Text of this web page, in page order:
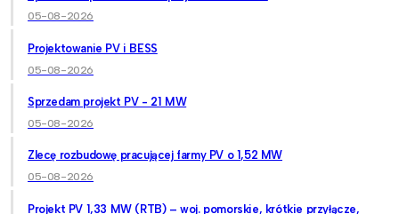
05-08-2026
Projektowanie PV i BESS
05-08-2026
Sprzedam projekt PV - 21 MW
05-08-2026
Zlecę rozbudowę pracującej farmy PV o 1,52 MW
05-08-2026
Projekt PV 1,33 MW (RTB) – woj. pomorskie, krótkie przyłącze,